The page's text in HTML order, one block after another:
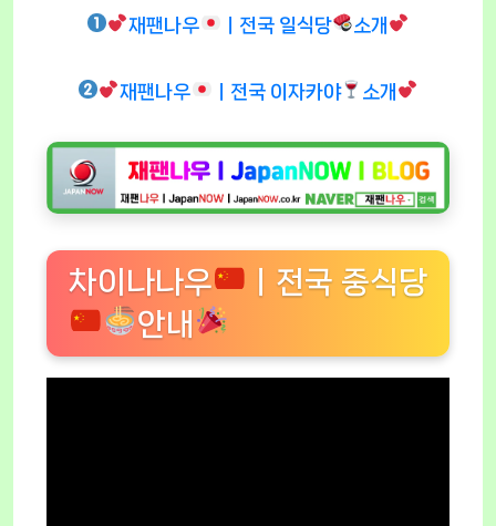
재팬나우 ㅣ전국 일식당 소개
재팬나우 ㅣ전국 이자카야 소개
차이나나우
ㅣ전국 중식당
안내